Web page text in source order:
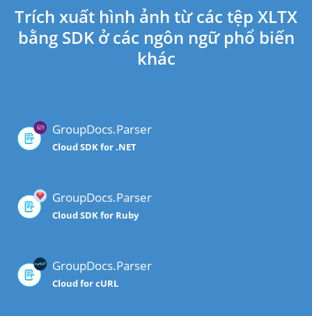
Trích xuất hình ảnh từ các tệp XLTX
bằng SDK ở các ngôn ngữ phổ biến
khác
GroupDocs.Parser
Cloud SDK for .NET
GroupDocs.Parser
Cloud SDK for Ruby
GroupDocs.Parser
Cloud for cURL